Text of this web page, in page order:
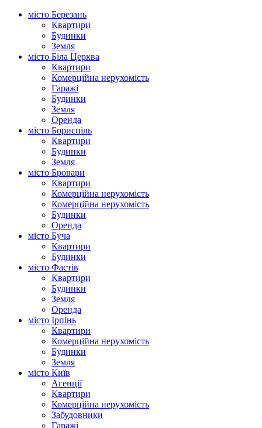
місто Березань
Квартири
Будинки
Земля
місто Біла Церква
Квартири
Комерційна нерухомість
Гаражі
Будинки
Земля
Оренда
місто Бориспіль
Квартири
Будинки
Земля
місто Бровари
Квартири
Комерційна нерухомість
Комерційна нерухомість
Будинки
Оренда
місто Буча
Квартири
Будинки
місто Фастів
Квартири
Будинки
Земля
Оренда
місто Ірпінь
Квартири
Комерційна нерухомість
Будинки
Земля
місто Київ
Агенції
Квартири
Комерційна нерухомість
Забудовники
Гаражі